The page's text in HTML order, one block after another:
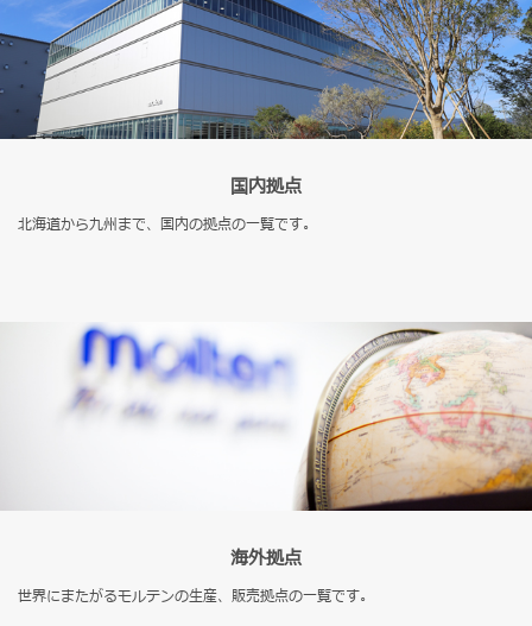
国内拠点
北海道から九州まで、国内の拠点の一覧です。
海外拠点
世界にまたがるモルテンの生産、販売拠点の一覧です。